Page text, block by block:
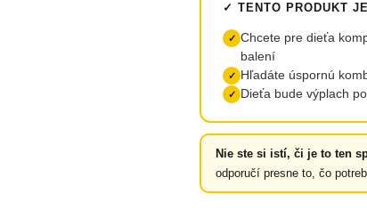
✓ TENTO PRODUKT
✓ Chcete pre dieťa
balení
✓ Hľadáte úspornú
✓ Dieťa bude výplach
Nie ste si istí, či je to ten
odporučí presne to, čo